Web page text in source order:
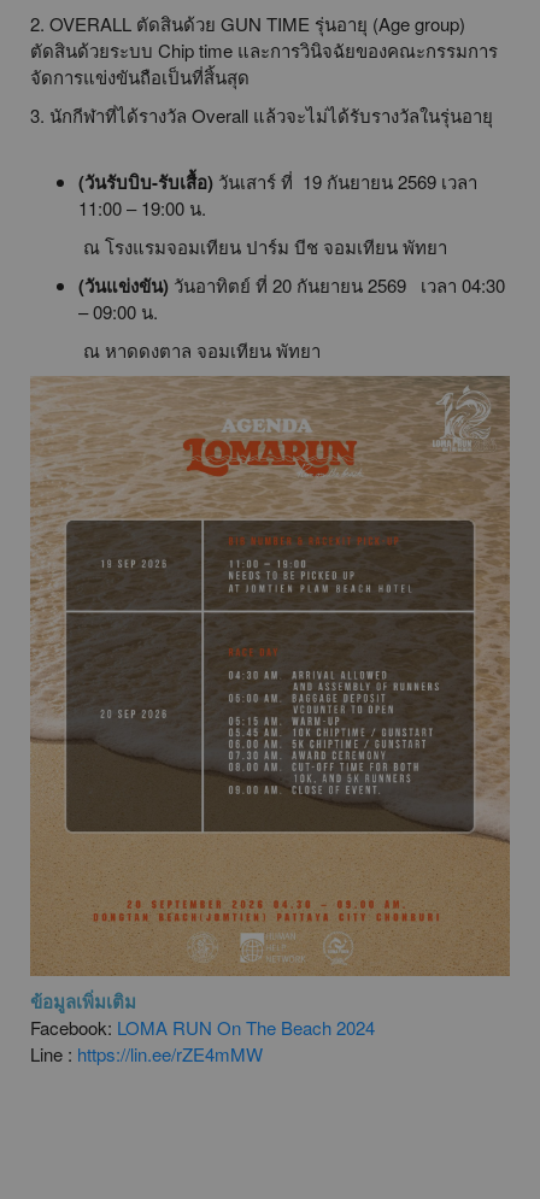
2. OVERALL ตัดสินด้วย GUN TIME รุ่นอายุ (Age group)
ตัดสินด้วยระบบ Chip time และการวินิจฉัยของคณะกรรมการ
จัดการแข่งขันถือเป็นที่สิ้นสุด
3. นักกีฬาที่ได้รางวัล Overall แล้วจะไม่ได้รับรางวัลในรุ่นอายุ
(วันรับบิบ-รับเสื้อ) วันเสาร์ ที่ 19 กันยายน 2569 เวลา
11:00 – 19:00 น.
ณ โรงแรมจอมเทียน ปาร์ม บีช จอมเทียน พัทยา
(วันแข่งขัน) วันอาทิตย์ ที่ 20 กันยายน 2569 เวลา 04:30
– 09:00 น.
ณ หาดดงตาล จอมเทียน พัทยา
ข้อมูลเพิ่มเติม
Facebook: LOMA RUN On The Beach 2024
Line : https://lin.ee/rZE4mMW